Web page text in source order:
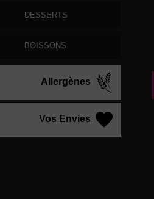
DESSERTS
BOISSONS
Allergènes
Vos Envies